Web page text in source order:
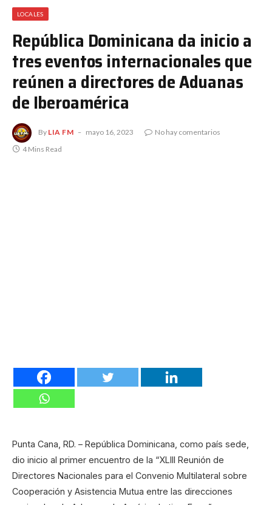
LOCALES
República Dominicana da inicio a
tres eventos internacionales que
reúnen a directores de Aduanas
de Iberoamérica
By LIA FM mayo 16, 2023
No hay comentarios
4 Mins Read
Punta Cana, RD. – República Dominicana, como país sede,
dio inicio al primer encuentro de la “XLIII Reunión de
Directores Nacionales para el Convenio Multilateral sobre
Cooperación y Asistencia Mutua entre las direcciones